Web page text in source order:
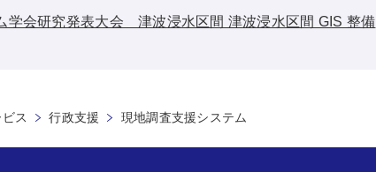
学会研究発表大会 津波浸水区間 津波浸水区間 GIS 整備
ス 行政支援 現地調査支援システム